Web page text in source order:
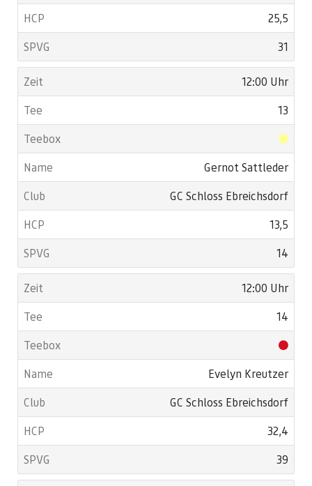
25,5
31
12:00 Uhr
13
Gernot Sattleder
GC Schloss Ebreichsdorf
13,5
14
12:00 Uhr
14
Evelyn Kreutzer
GC Schloss Ebreichsdorf
32,4
39